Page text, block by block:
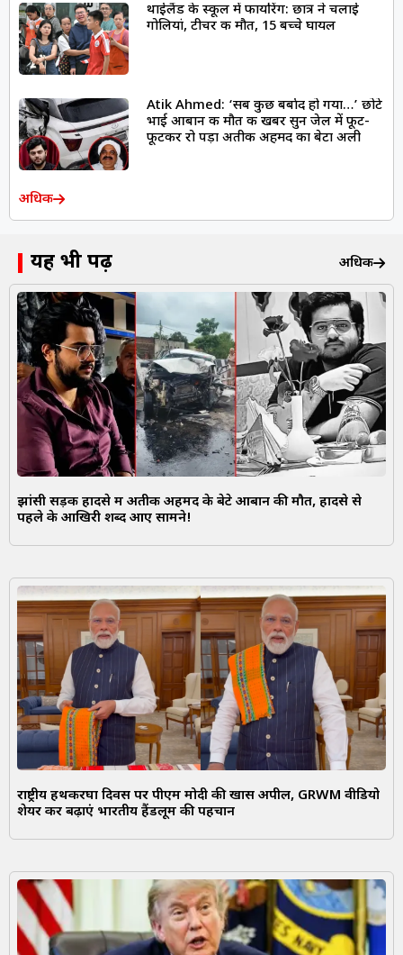
थाईलैंड के स्कूल में फायरिंग: छात्र ने चलाई
गोलियां, टीचर की मौत, 15 बच्चे घायल
Atik Ahmed: ‘सब कुछ बर्बाद हो गया…’ छोटे
भाई आबान की मौत की खबर सुन जेल में फूट-
फूटकर रो पड़ा अतीक अहमद का बेटा अली
अधिक
यह भी पढ़ें अधिक
झांसी सड़क हादसे में अतीक अहमद के बेटे आबान की मौत, हादसे से
पहले के आखिरी शब्द आए सामने!
राष्ट्रीय हथकरघा दिवस पर पीएम मोदी की खास अपील, GRWM वीडियो
शेयर कर बढ़ाएं भारतीय हैंडलूम की पहचान